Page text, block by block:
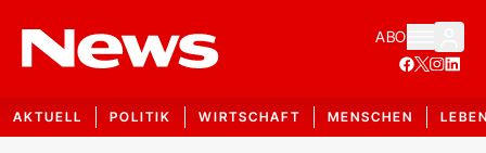
ABO
AKTUELL POLITIK WIRTSCHAFT MENSCHEN